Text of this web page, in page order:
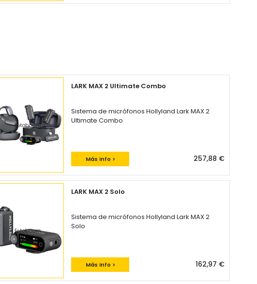
LARK MAX 2 Ultimate Combo
Sistema de micrófonos Hollyland Lark MAX 2
Ultimate Combo
Más info > 257,88 €
LARK MAX 2 Solo
Sistema de micrófonos Hollyland Lark MAX 2
Solo
Más info > 162,97 €